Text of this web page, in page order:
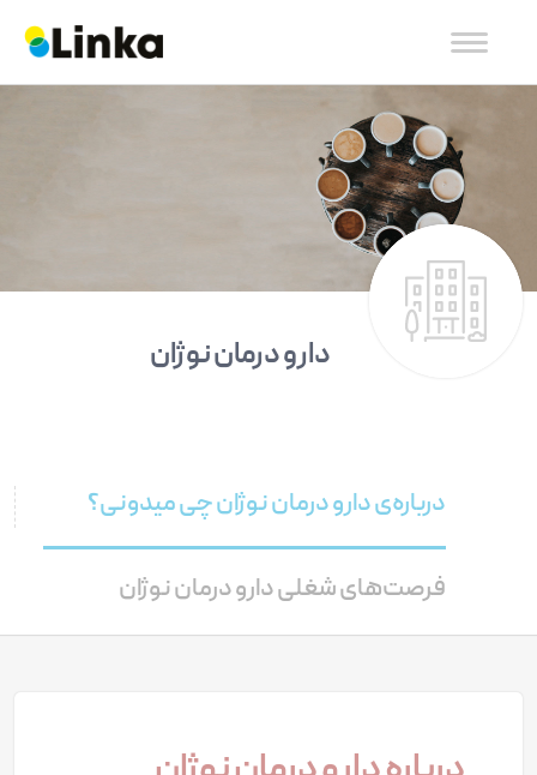
دارو درمان نوژان
درباره‌ی دارو درمان نوژان چی میدونی؟
فرصت‌های شغلی دارو درمان نوژان